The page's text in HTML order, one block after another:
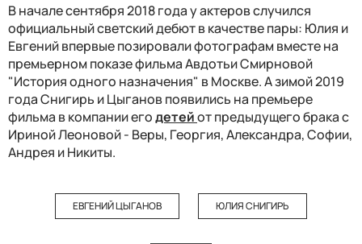
В начале сентября 2018 года у актеров случился
официальный светский дебют в качестве пары: Юлия и
Евгений впервые позировали фотографам вместе на
премьерном показе фильма Авдотьи Смирновой
"История одного назначения" в Москве. А зимой 2019
года Снигирь и Цыганов появились на премьере
фильма в компанииегодетейот предыдущего брака с
Ириной Леоновой - Веры, Георгия, Александра, Софии,
Андрея и Никиты.
ЕВГЕНИЙ ЦЫГАНОВ ЮЛИЯ СНИГИРЬ